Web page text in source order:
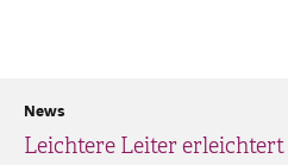
Leichtere Leiter
News